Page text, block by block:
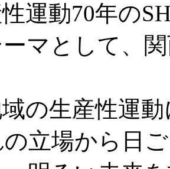
運動70年の
マとして、
の生産性運
立場から日